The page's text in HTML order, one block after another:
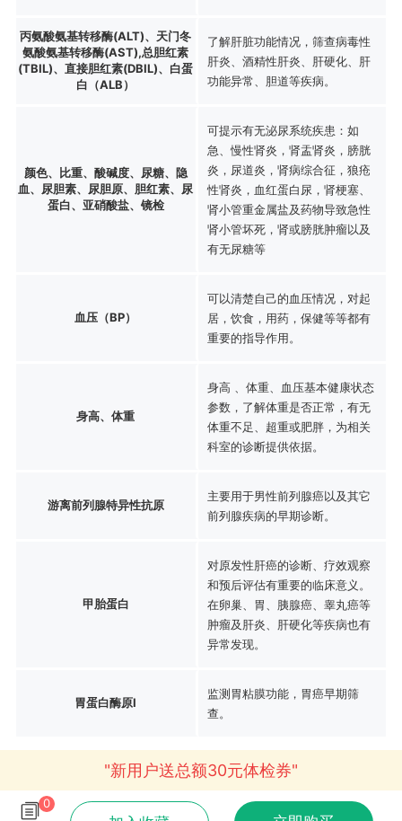
丙氨酸氨基转移酶(ALT)、天门冬
氨酸氨基转移酶(AST),总胆红素
(TBIL)、直接胆红素(DBIL)、白蛋
白（ALB）
了解肝脏功能情况，筛查病毒性
肝炎、酒精性肝炎、肝硬化、肝
功能异常、胆道等疾病。
颜色、比重、酸碱度、尿糖、隐
血、尿胆素、尿胆原、胆红素、尿
蛋白、亚硝酸盐、镜检
可提示有无泌尿系统疾患：如
急、慢性肾炎，肾盂肾炎，膀胱
炎，尿道炎，肾病综合征，狼疮
性肾炎，血红蛋白尿，肾梗塞、
肾小管重金属盐及药物导致急性
肾小管坏死，肾或膀胱肿瘤以及
有无尿糖等
血压（BP）
可以清楚自己的血压情况，对起
居，饮食，用药，保健等等都有
重要的指导作用。
身高、体重
身高 、体重、血压基本健康状态
参数，了解体重是否正常，有无
体重不足、超重或肥胖，为相关
科室的诊断提供依据。
游离前列腺特异性抗原
主要用于男性前列腺癌以及其它
前列腺疾病的早期诊断。
甲胎蛋白
对原发性肝癌的诊断、疗效观察
和预后评估有重要的临床意义。
在卵巢、胃、胰腺癌、睾丸癌等
肿瘤及肝炎、肝硬化等疾病也有
异常发现。
胃蛋白酶原Ⅰ
监测胃粘膜功能，胃癌早期筛
查。
"新用户送总额30元体检券"
0